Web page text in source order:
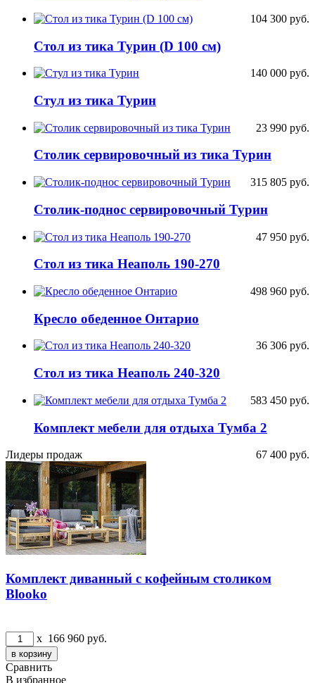
104 300 руб.
Стол из тика Турин (D 100 см)
140 000 руб.
Стул из тика Турин
23 990 руб.
Столик сервировочный из тика Турин
315 805 руб.
Столик-поднос сервировочный Турин
47 950 руб.
Стол из тика Неаполь 190-270
498 960 руб.
Кресло обеденное Онтарио
36 306 руб.
Стол из тика Неаполь 240-320
583 450 руб.
Комплект мебели для отдыха Тумба 2
67 400 руб.
Лидеры продаж
Комплект диванный с кофейным столиком
Blooko
x 166 960 руб.
Сравнить
В избранное